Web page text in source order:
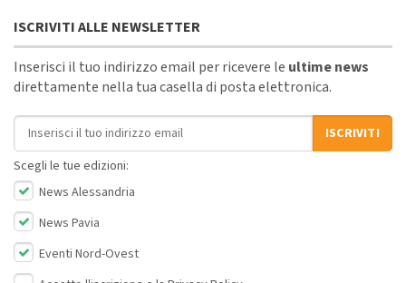
ISCRIVITI ALLE NEWSLETTER
Inserisci il tuo indirizzo email per ricevere le ultime news
direttamente nella tua casella di posta elettronica.
Indirizzo email
ISCRIVITI
Scegli le tue edizioni:
News Alessandria
News Pavia
Eventi Nord-Ovest